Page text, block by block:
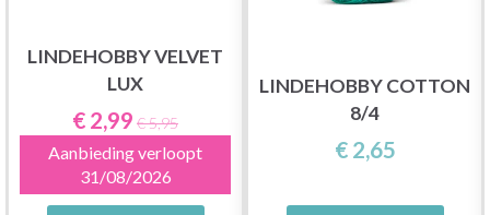
LINDEHOBBY VELVET
LUX
€ 2,99 € 5,95
Aanbieding verloopt
31/08/2026
LINDEHOBBY COTTON
8/4
€ 2,65